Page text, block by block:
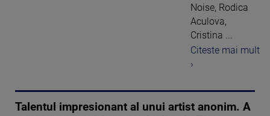
Noise, Rodica
Aculova,
Cristina ...
Citeste mai mult
›
Talentul impresionant al unui artist anonim. A